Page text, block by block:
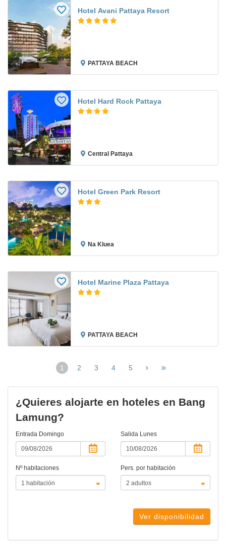
Hotel Avani Pattaya Resort
PATTAYA BEACH
Hotel Hard Rock Pattaya
Central Pattaya
Hotel Green Park Resort
Na Kluea
Hotel Marine Plaza Pattaya
PATTAYA BEACH
1
(página
2 3 4 5
¿Quieres alojarte en hoteles en Bang
Lamung?
Entrada Domingo Salida Lunes
Nº habitaciones Pers. por habitación
Ver disponibilidad